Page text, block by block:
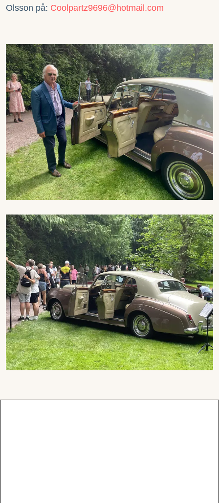
Olsson på: Coolpartz9696@hotmail.com